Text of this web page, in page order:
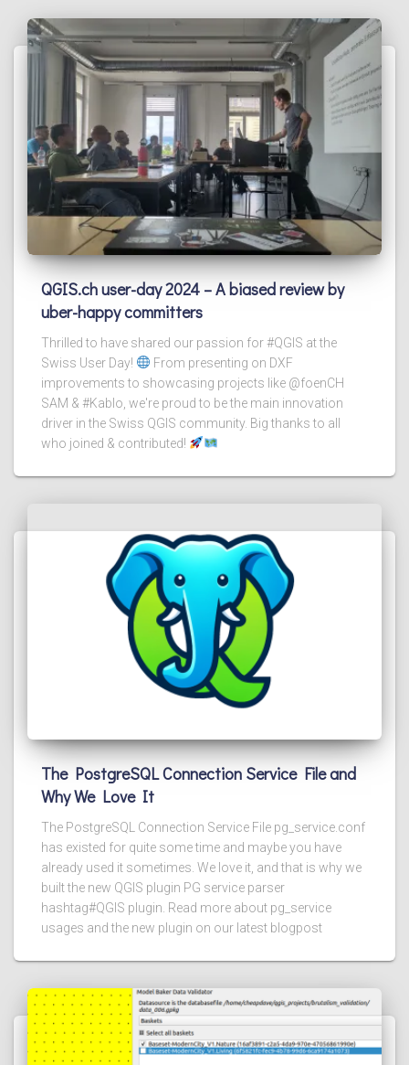
QGIS.ch user-day 2024 – A biased review by
uber-happy committers
Thrilled to have shared our passion for #QGIS at the
Swiss User Day!
From presenting on DXF
improvements to showcasing projects like @foenCH
SAM & #Kablo, we're proud to be the main innovation
driver in the Swiss QGIS community. Big thanks to all
who joined & contributed!
The PostgreSQL Connection Service File and
Why We Love It
The PostgreSQL Connection Service File pg_service.conf
has existed for quite some time and maybe you have
already used it sometimes. We love it, and that is why we
built the new QGIS plugin PG service parser
hashtag#QGIS plugin. Read more about pg_service
usages and the new plugin on our latest blogpost